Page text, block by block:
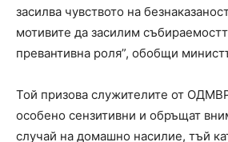
засилва чувството на
мотивите да засилим
превантивна роля”, обобщи
Той призова служителите от
особено сензитивни и обръщат
случай на домашно насилие, тъй